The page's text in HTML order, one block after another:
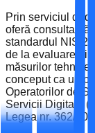
Prin serviciul
oferă consultanță
standardul NIS 2,
de la evaluarea
măsurilor tehnice
conceput ca un
Operatorilor de
Servicii Digitale
Legea nr. 362/